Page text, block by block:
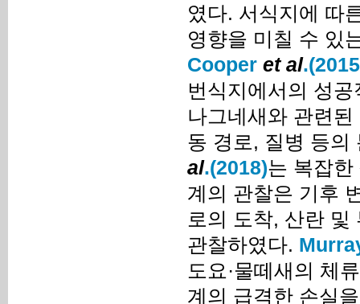
였다. 서식지에 따
영향을 미칠 수 있
Cooper et al
번식지에서의 성
나그네새와 관련
동 경로, 질병 등의
al.(2018)는 복잡
계의 관찰은 기후
로의 도착, 산란
관찰하였다.
도요·물떼새의 체
계의 급격한 손실